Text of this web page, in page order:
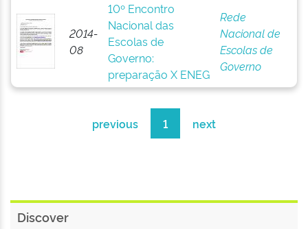
2014-
08
10º Encontro
Nacional das
Escolas de
Governo:
preparação X ENEG
Rede
Nacional de
Escolas de
Governo
previous 1 next
Discover